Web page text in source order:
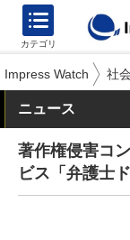
カテゴリ
Impress Watch 社会
ニュース
著作権侵害コ
ビス「弁護士